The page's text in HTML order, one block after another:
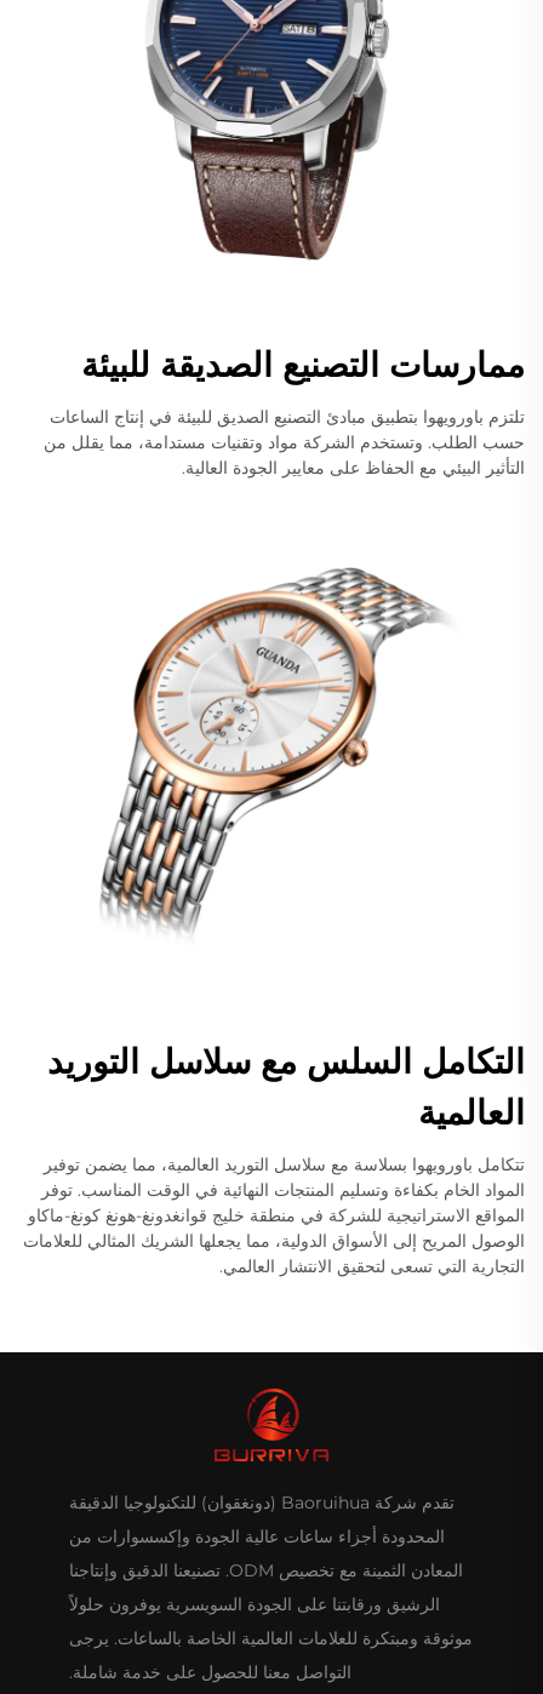
ممارسات التصنيع الصديقة للبيئة
تلتزم باورويهوا بتطبيق مبادئ التصنيع الصديق للبيئة في إنتاج الساعات
حسب الطلب. وتستخدم الشركة مواد وتقنيات مستدامة، مما يقلل من
التأثير البيئي مع الحفاظ على معايير الجودة العالية.
التكامل السلس مع سلاسل التوريد
العالمية
تتكامل باورويهوا بسلاسة مع سلاسل التوريد العالمية، مما يضمن توفير
المواد الخام بكفاءة وتسليم المنتجات النهائية في الوقت المناسب. توفر
المواقع الاستراتيجية للشركة في منطقة خليج قوانغدونغ-هونغ كونغ-ماكاو
الوصول المريح إلى الأسواق الدولية، مما يجعلها الشريك المثالي للعلامات
التجارية التي تسعى لتحقيق الانتشار العالمي.
تقدم شركة Baoruihua (دونغقوان) للتكنولوجيا الدقيقة
المحدودة أجزاء ساعات عالية الجودة وإكسسوارات من
المعادن الثمينة مع تخصيص ODM. تصنيعنا الدقيق وإنتاجنا
الرشيق ورقابتنا على الجودة السويسرية يوفرون حلولاً
موثوقة ومبتكرة للعلامات العالمية الخاصة بالساعات. يرجى
التواصل معنا للحصول على خدمة شاملة.